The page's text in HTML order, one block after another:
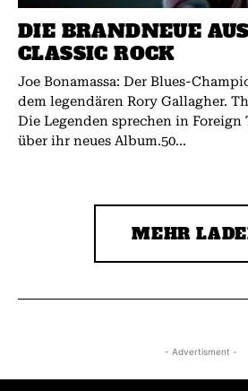
DIE BRANDNEUE
CLASSIC ROCK
Joe Bonamassa: Der Blues-
dem legendären Rory Gallagher. The Rolling Stones:
Die Legenden sprechen in Foreign
über ihr neues Album.50...
MEHR
- Advertisment -